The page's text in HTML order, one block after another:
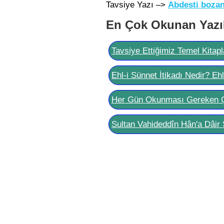
Tavsiye Yazı –> Abdesti
En Çok Okunan
Tavsiye Ettiğimiz Temel
Ehl-i Sünnet İtikadı Nedir?
Her Gün Okunması Gereken
Sultan Vahideddîn Hân'a Dâir